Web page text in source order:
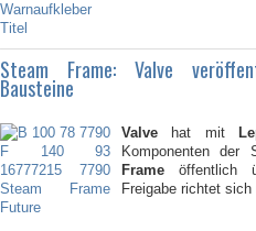
Steam Frame: Valve
Bausteine
Valve hat mit
Komponenten der
Frame öffentlich
Freigabe richtet